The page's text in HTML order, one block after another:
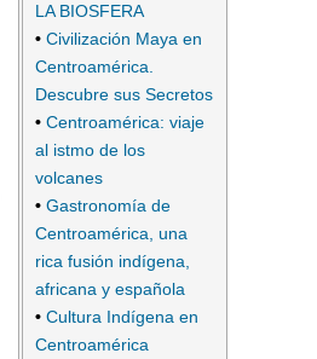
LA BIOSFERA
• Civilización Maya en
Centroamérica.
Descubre sus Secretos
• Centroamérica: viaje
al istmo de los
volcanes
• Gastronomía de
Centroamérica, una
rica fusión indígena,
africana y española
• Cultura Indígena en
Centroamérica